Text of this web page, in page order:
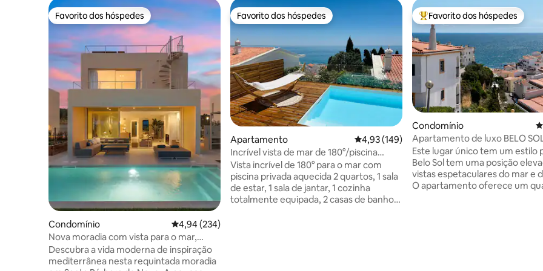
Favorito dos hóspedes
Favorito dos hóspedes
Condomínio Classificação média de 4,94 em 5 estrelas, 234avaliações
4,94 (234)
Nova moradia com vista para o mar,
piscina aquecida, jacuzzi no terraço
Descubra a vida moderna de inspiração
mediterrânea nesta requintada moradia
Favorito dos hóspedes
Favorito dos hóspedes
Apartamento Classificação média de 4,93 em 5 estrelas,
4,93 (149)
Incrível vista de mar de 180°/piscina
privada aquecida
Vista incrível de 180° para o mar com
piscina privada aquecida 2 quartos, 1 sala
de estar, 1 sala de jantar, 1 cozinha
totalmente equipada, 2 casas de banho,
Favoritos dos hóspedes mais
Favorito dos hóspedes
Condomínio
Apartamento de luxo BELO
vista para o mar
Este lugar único tem um estilo
Belo Sol tem uma posição
vistas espetaculares do mar e
O apartamento oferece um